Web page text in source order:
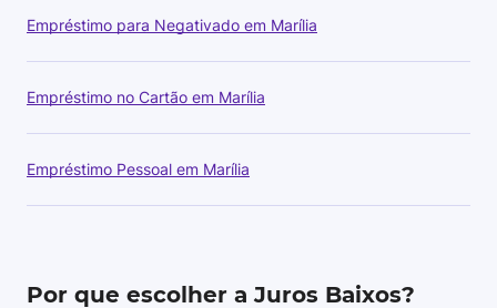
Empréstimo para Negativado em Marília
Empréstimo no Cartão em Marília
Empréstimo Pessoal em Marília
Por que escolher a Juros Baixos?